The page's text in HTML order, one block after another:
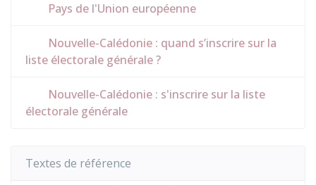
Pays de l'Union européenne
Nouvelle-Calédonie : quand s’inscrire sur la
liste électorale générale ?
Nouvelle-Calédonie : s'inscrire sur la liste
électorale générale
Textes de référence